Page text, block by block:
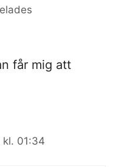
får mig att
kl. 01:34